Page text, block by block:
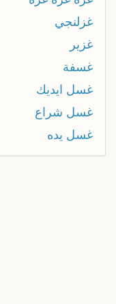
غزلنجي
غزير
غسفة
غسل ايديك
غسل شراع
غسل يده